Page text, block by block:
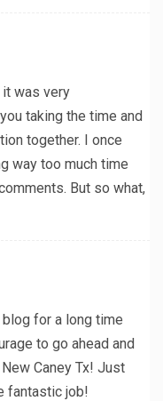
it was very
taking the time and
together. I once
way too much time
But so what,
blog for a long time
to go ahead and
Caney Tx! Just
fantastic job!